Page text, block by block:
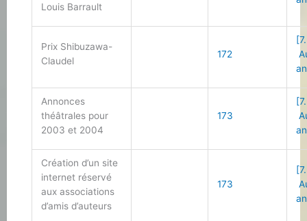
Louis Barrault
Prix Shibuzawa-
Claudel
172
Annonces
théâtrales pour
2003 et 2004
173
Création d’un site
internet réservé
aux associations
d’amis d’auteurs
173